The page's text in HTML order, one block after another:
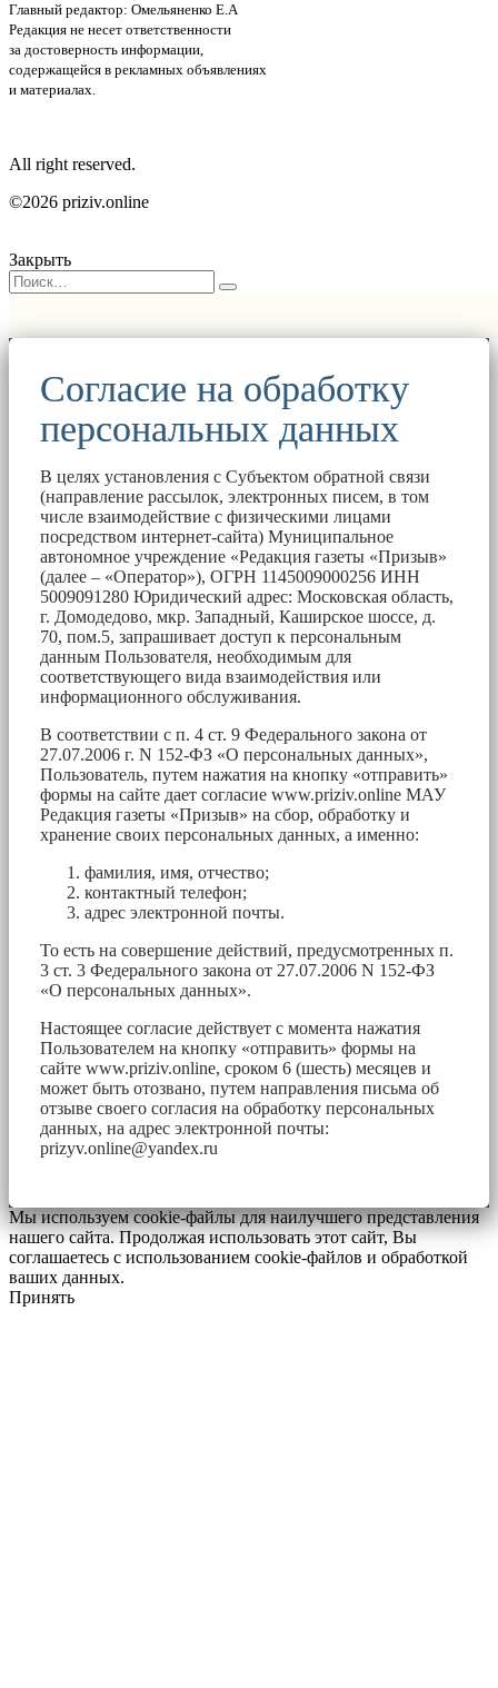
Главный редактор: Омельяненко Е.А
Редакция не несет ответственности
за достоверность информации,
содержащейся в рекламных объявлениях
и материалах.
All right reserved.
©2026 priziv.online
Закрыть
Согласие на обработку
персональных данных
В целях установления с Субъектом обратной связи
(направление рассылок, электронных писем, в том
числе взаимодействие с физическими лицами
посредством интернет-сайта) Муниципальное
автономное учреждение «Редакция газеты «Призыв»
(далее – «Оператор»), ОГРН 1145009000256 ИНН
5009091280 Юридический адрес: Московская область,
г. Домодедово, мкр. Западный, Каширское шоссе, д.
70, пом.5, запрашивает доступ к персональным
данным Пользователя, необходимым для
соответствующего вида взаимодействия или
информационного обслуживания.
В соответствии с п. 4 ст. 9 Федерального закона от
27.07.2006 г. N 152-ФЗ «О персональных данных»,
Пользователь, путем нажатия на кнопку «отправить»
формы на сайте дает согласие www.priziv.online МАУ
Редакция газеты «Призыв» на сбор, обработку и
хранение своих персональных данных, а именно:
фамилия, имя, отчество;
контактный телефон;
адрес электронной почты.
То есть на совершение действий, предусмотренных п.
3 ст. 3 Федерального закона от 27.07.2006 N 152-ФЗ
«О персональных данных».
Настоящее согласие действует с момента нажатия
Пользователем на кнопку «отправить» формы на
сайте www.priziv.online, сроком 6 (шесть) месяцев и
может быть отозвано, путем направления письма об
отзыве своего согласия на обработку персональных
данных, на адрес электронной почты:
prizyv.online@yandex.ru
Мы используем cookie-файлы для наилучшего представления
нашего сайта. Продолжая использовать этот сайт, Вы
соглашаетесь с использованием cookie-файлов и обработкой
ваших данных.
Принять